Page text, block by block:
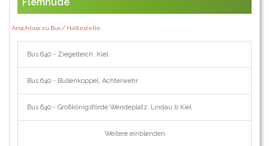
Flemhude
Anschluss zu Bus / Haltestelle:
Bus 640 - Ziegelteich, Kiel
Bus 640 - Bullenkoppel, Achterwehr
Bus 640 - Großkönigsförde Wendeplatz, Lindau b Kiel
Weitere einblenden